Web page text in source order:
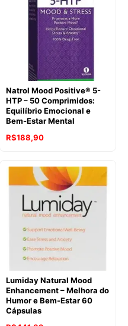
R$229,32.R$147,84.
Natrol Mood Positive® 5-
HTP – 50 Comprimidos:
Equilíbrio Emocional e
Bem-Estar Mental
O
original
era:
R$232,94.
R$188,90O
atual
é:
R$188,90.
Lumiday Natural Mood
Enhancement – Melhora do
Humor e Bem-Estar 60
Cápsulas